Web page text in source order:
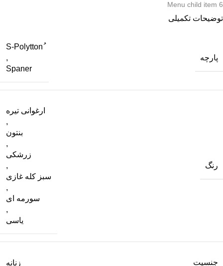
Menu child item 6
توضیحات تکمیلی
پارچه
,
Spaner
رنگ
ارغوانی تیره
,
بنتون
,
زرشکی
,
سبز کله غازی
,
سورمه ای
,
یاسی
جنسیت زنانه